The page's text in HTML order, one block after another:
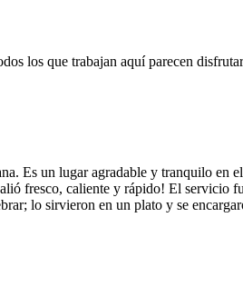
los que trabajan aquí parecen
Es un lugar agradable y tranquilo
fresco, caliente y rápido! El servicio
lo sirvieron en un plato y se